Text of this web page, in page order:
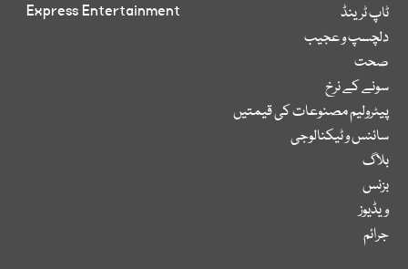
ٹاپ ٹرینڈ
دلچسپ و عجیب
صحت
سونے کے نرخ
پیٹرولیم مصنوعات کی قیمتیں
سائنس و ٹیکنالوجی
بلاگ
بزنس
ویڈیوز
جرائم
Express Entertainment